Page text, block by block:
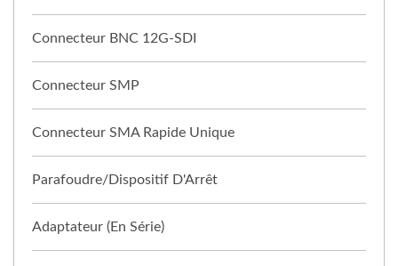
Connecteur BNC 12G-SDI
Connecteur SMP
Connecteur SMA Rapide Unique
Parafoudre/Dispositif D'Arrêt
Adaptateur (en Série)